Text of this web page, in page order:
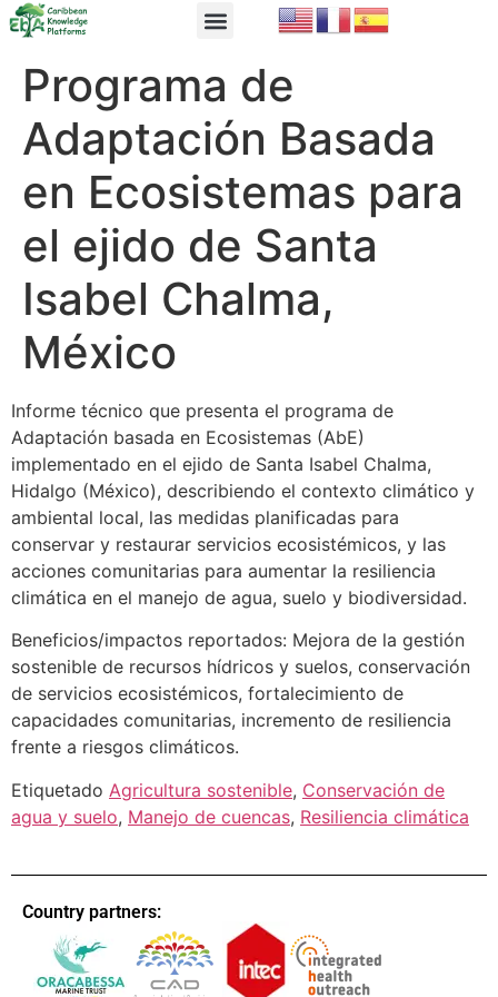
Programa de
Adaptación Basada
en Ecosistemas para
el ejido de Santa
Isabel Chalma,
México
Informe técnico que presenta el programa de
Adaptación basada en Ecosistemas (AbE)
implementado en el ejido de Santa Isabel Chalma,
Hidalgo (México), describiendo el contexto climático y
ambiental local, las medidas planificadas para
conservar y restaurar servicios ecosistémicos, y las
acciones comunitarias para aumentar la resiliencia
climática en el manejo de agua, suelo y biodiversidad.
Beneficios/impactos reportados: Mejora de la gestión
sostenible de recursos hídricos y suelos, conservación
de servicios ecosistémicos, fortalecimiento de
capacidades comunitarias, incremento de resiliencia
frente a riesgos climáticos.
Etiquetado Agricultura sostenible, Conservación de
agua y suelo, Manejo de cuencas, Resiliencia climática
Country partners: